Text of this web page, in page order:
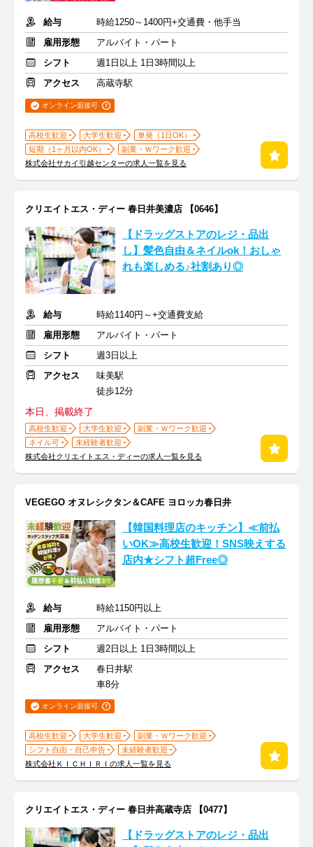
給与
時給1250～1400円+交通費・他手当
雇用形態
アルバイト・パート
シフト
週1日以上 1日3時間以上
アクセス
高蔵寺駅
オンライン面接可
高校生歓迎 大学生歓迎
単発（1日OK）
短期（1ヶ月以内OK）
副業・Ｗワーク歓迎
株式会社サカイ引越センターの求人一覧を見る
クリエイトエス・ディー 春日井美濃店 【0646】
【ドラッグストアのレジ・品出
し】髪色自由＆ネイルok！おしゃ
れも楽しめる♪社割あり◎
給与
時給1140円～+交通費支給
雇用形態
アルバイト・パート
シフト
週3日以上
アクセス
味美駅
徒歩12分
本日、掲載終了
高校生歓迎 大学生歓迎
副業・Ｗワーク歓迎
ネイル可
未経験者歓迎
株式会社クリエイトエス・ディーの求人一覧を見る
VEGEGO オヌレシクタン＆CAFE ヨロッカ春日井
【韓国料理店のキッチン】≪前払
いOK≫高校生歓迎！SNS映えする
店内★シフト超Free◎
給与
時給1150円以上
雇用形態
アルバイト・パート
シフト
週2日以上 1日3時間以上
アクセス
春日井駅
車8分
オンライン面接可
高校生歓迎 大学生歓迎
副業・Ｗワーク歓迎
シフト自由・自己申告
未経験者歓迎
株式会社ＫＩＣＨＩＲＩの求人一覧を見る
クリエイトエス・ディー 春日井高蔵寺店 【0477】
【ドラッグストアのレジ・品出